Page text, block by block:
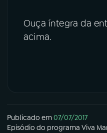
Ouça íntegra da
acima.
Publicado em07/07/2017
Episódio do programa Viva